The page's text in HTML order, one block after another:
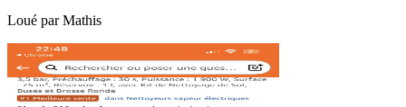
Loué parMathis